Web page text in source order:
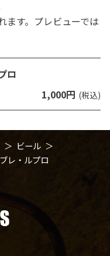
ます。プレビューでは
ロ
1,000円 (税込)
ビール
レ・ルプロ